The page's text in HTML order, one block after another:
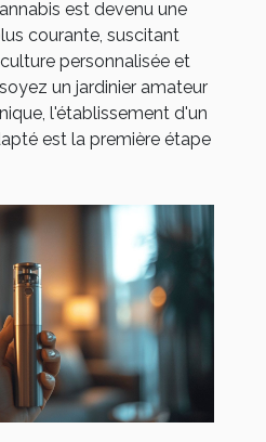
est devenu une
courante, suscitant
personnalisée et
un jardinier amateur
l'établissement d'un
est la première étape